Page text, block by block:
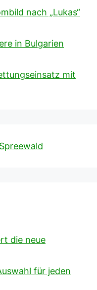
nach „Lukas“
in Bulgarien
mit
die neue
für jeden